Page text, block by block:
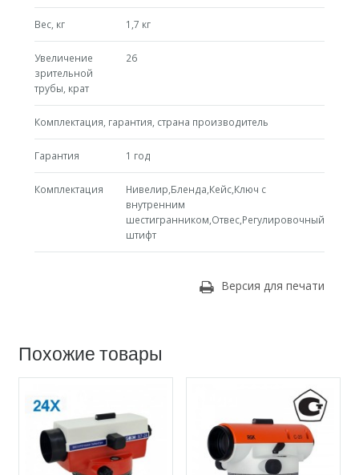
Вес, кг 1,7 кг
Увеличение
зрительной
трубы, крат
26
Комплектация, гарантия, страна производитель
Гарантия 1 год
Комплектация
Нивелир,Бленда,Кейс,Ключ с
внутренним
шестигранником,Отвес,Регулировочный
штифт
Версия для печати
Похожие товары